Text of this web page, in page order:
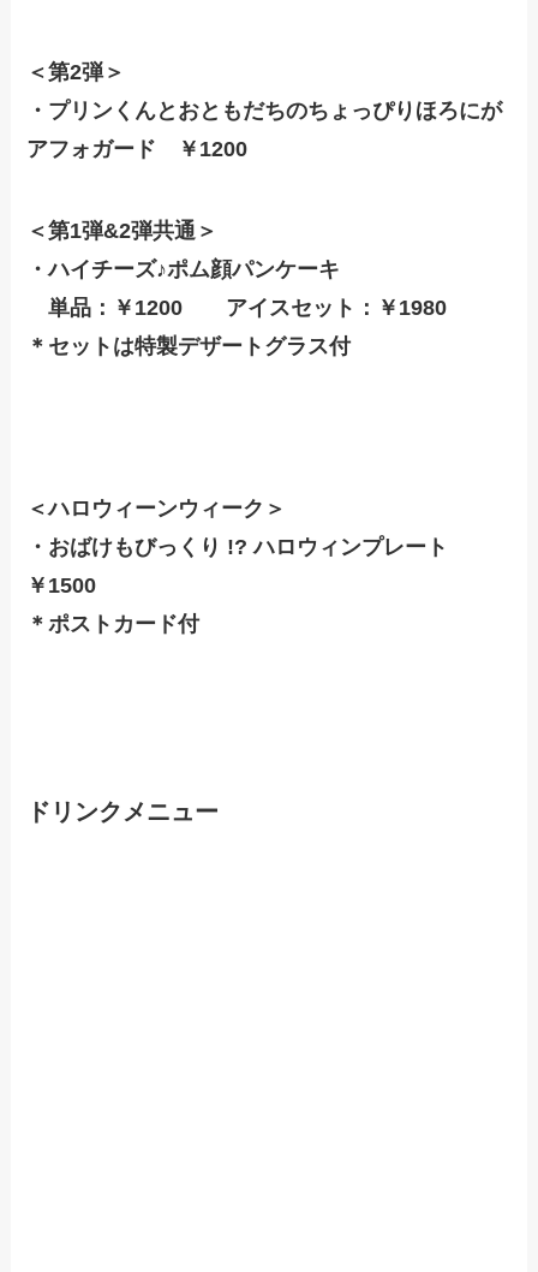
＜第2弾＞
・プリンくんとおともだちのちょっぴりほろにが
アフォガード ￥1200
＜第1弾&2弾共通＞
・ハイチーズ♪ポム顔パンケーキ
単品：￥1200 アイスセット：￥1980
＊セットは特製デザートグラス付
＜ハロウィーンウィーク＞
・おばけもびっくり !? ハロウィンプレート
￥1500
＊ポストカード付
ドリンクメニュー